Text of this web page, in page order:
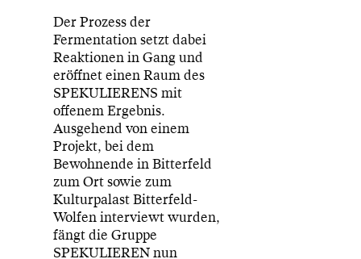
Der Prozess der
Fermentation setzt dabei
Reaktionen in Gang und
eröffnet einen Raum des
SPEKULIERENS mit
offenem Ergebnis.
Ausgehend von einem
Projekt, bei dem
Bewohnende in Bitterfeld
zum Ort sowie zum
Kulturpalast Bitterfeld-
Wolfen interviewt wurden,
fängt die Gruppe
SPEKULIEREN nun